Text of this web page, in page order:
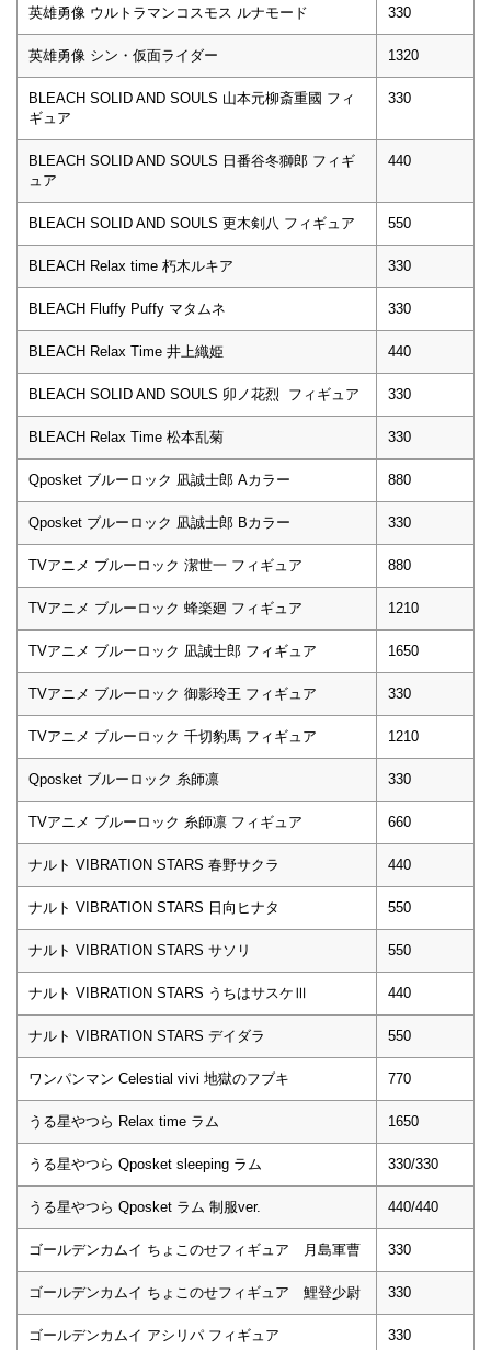
英雄勇像 ウルトラマンコスモス ルナモード 330
英雄勇像 シン・仮面ライダー 1320
BLEACH SOLID AND SOULS 山本元柳斎重國 フィ
ギュア
330
BLEACH SOLID AND SOULS 日番谷冬獅郎 フィギ
ュア
440
BLEACH SOLID AND SOULS 更木剣八 フィギュア 550
BLEACH Relax time 朽木ルキア 330
BLEACH Fluffy Puffy マタムネ 330
BLEACH Relax Time 井上織姫 440
BLEACH SOLID AND SOULS 卯ノ花烈 フィギュア 330
BLEACH Relax Time 松本乱菊 330
Qposket ブルーロック 凪誠士郎 Aカラー 880
Qposket ブルーロック 凪誠士郎 Bカラー 330
TVアニメ ブルーロック 潔世一 フィギュア 880
TVアニメ ブルーロック 蜂楽廻 フィギュア 1210
TVアニメ ブルーロック 凪誠士郎 フィギュア 1650
TVアニメ ブルーロック 御影玲王 フィギュア 330
TVアニメ ブルーロック 千切豹馬 フィギュア 1210
Qposket ブルーロック 糸師凛 330
TVアニメ ブルーロック 糸師凛 フィギュア 660
ナルト VIBRATION STARS 春野サクラ 440
ナルト VIBRATION STARS 日向ヒナタ 550
ナルト VIBRATION STARS サソリ 550
ナルト VIBRATION STARS うちはサスケⅢ 440
ナルト VIBRATION STARS デイダラ 550
ワンパンマン Celestial vivi 地獄のフブキ 770
うる星やつら Relax time ラム 1650
うる星やつら Qposket sleeping ラム 330/330
うる星やつら Qposket ラム 制服ver. 440/440
ゴールデンカムイ ちょこのせフィギュア 月島軍曹 330
ゴールデンカムイ ちょこのせフィギュア 鯉登少尉 330
ゴールデンカムイ アシリパ フィギュア 330